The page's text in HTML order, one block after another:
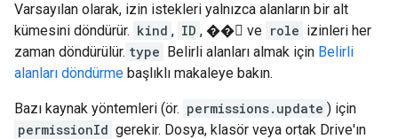
Varsayılan olarak, izin istekleri yalnızca alanların bir alt
kümesini döndürür. kind , ID , �� ve role izinleri her
zaman döndürülür. type Belirli alanları almak için Belirli
alanları döndürme başlıklı makaleye bakın.
Bazı kaynak yöntemleri (ör. permissions.update ) için
permissionId gerekir. Dosya, klasör veya ortak Drive'ın